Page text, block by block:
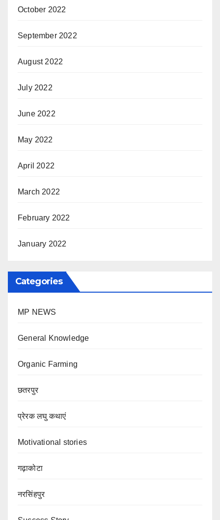
October 2022
September 2022
August 2022
July 2022
June 2022
May 2022
April 2022
March 2022
February 2022
January 2022
Categories
MP NEWS
General Knowledge
Organic Farming
छतरपुर
प्रेरक लघु कथाएं
Motivational stories
गढ़ाकोटा
नरसिंहपुर